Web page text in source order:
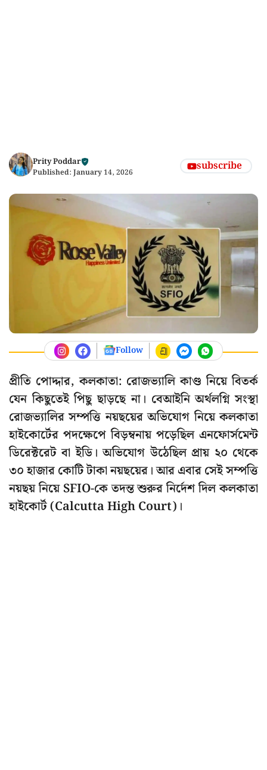
Prity Poddar
Published: January 14, 2026 subscribe
Follow
প্রীতি পোদ্দার, কলকাতা: রোজভ্যালি কাণ্ড নিয়ে বিতর্ক
যেন কিছুতেই পিছু ছাড়ছে না। বেআইনি অর্থলগ্নি সংস্থা
রোজভ্যালির সম্পত্তি নয়ছয়ের অভিযোগ নিয়ে কলকাতা
হাইকোর্টের পদক্ষেপে বিড়ম্বনায় পড়েছিল এনফোর্সমেন্ট
ডিরেক্টরেট বা ইডি। অভিযোগ উঠেছিল প্রায় ২০ থেকে
৩০ হাজার কোটি টাকা নয়ছয়ের। আর এবার সেই সম্পত্তি
নয়ছয় নিয়ে SFIO-কে তদন্ত শুরুর নির্দেশ দিল কলকাতা
হাইকোর্ট (Calcutta High Court)।